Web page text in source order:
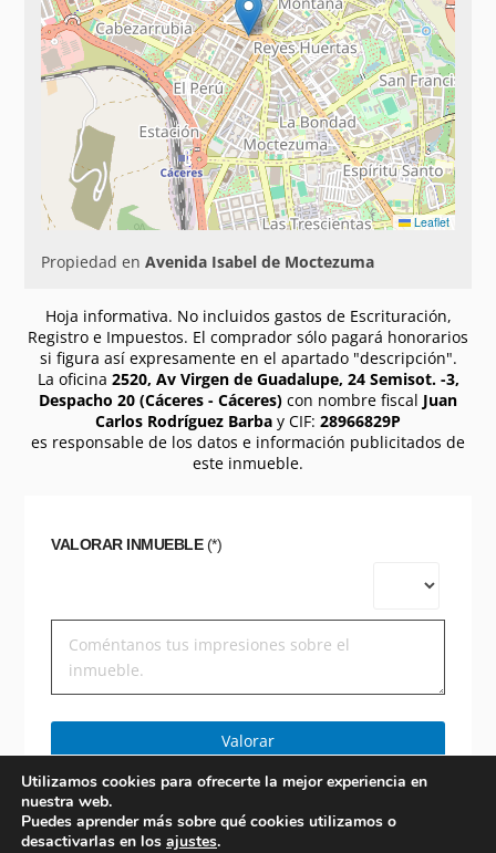
Leaflet
Propiedad enAvenida Isabel de Moctezuma
Hoja informativa. No incluidos gastos de Escrituración,
Registro e Impuestos. El comprador sólo pagará honorarios
si figura así expresamente en el apartado "descripción".
La oficina 2520, Av Virgen de Guadalupe, 24 Semisot. -3,
Despacho 20 (Cáceres - Cáceres) con nombre fiscal Juan
Carlos Rodríguez Barba y CIF: 28966829P
es responsable de los datos e información publicitados de
este inmueble.
VALORAR INMUEBLE(*)
Valorar
Utilizamos cookies para ofrecerte la mejor experiencia en
nuestra web.
Puedes aprender más sobre qué cookies utilizamos o
desactivarlas en los ajustes.